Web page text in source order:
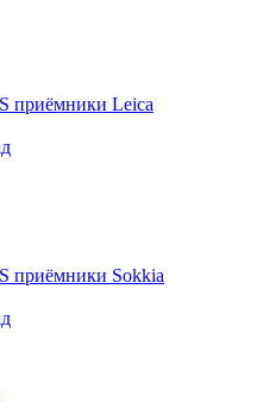
приёмники Leica
приёмники Sokkia